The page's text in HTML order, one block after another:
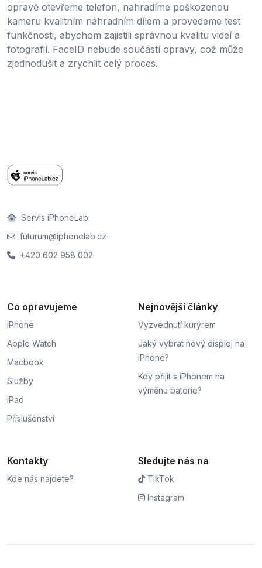
opravě otevřeme telefon, nahradíme poškozenou
kameru kvalitním náhradním dílem a provedeme test
funkčnosti, abychom zajistili správnou kvalitu videí a
fotografií. FaceID nebude součástí opravy, což může
zjednodušit a zrychlit celý proces.
Servis iPhoneLab
futurum@iphonelab.cz
+420 602 958 002
Co opravujeme
iPhone
Apple Watch
Macbook
Služby
iPad
Příslušenství
Nejnovější články
Vyzvednutí kurýrem
Jaký vybrat nový displej na
iPhone?
Kdy přijít s iPhonem na
výměnu baterie?
Kontakty
Kde nás najdete?
Sledujte nás na
TikTok
Instagram